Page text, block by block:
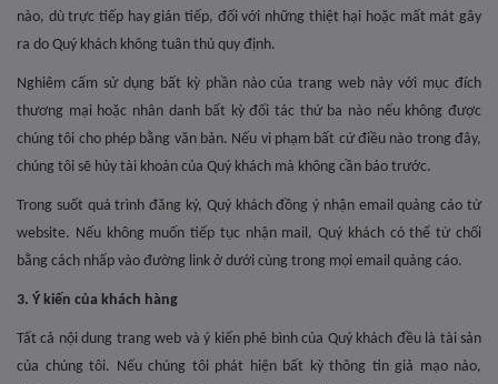
nào, dù trực tiếp hay gián tiếp, đối với những thiệt hại hoặc mất mát gây
ra do Quý khách không tuân thủ quy định.
Nghiêm cấm sử dụng bất kỳ phần nào của trang web này với mục đích
thương mại hoặc nhân danh bất kỳ đối tác thứ ba nào nếu không được
chúng tôi cho phép bằng văn bản. Nếu vi phạm bất cứ điều nào trong đây,
chúng tôi sẽ hủy tài khoản của Quý khách mà không cần báo trước.
Trong suốt quá trình đăng ký, Quý khách đồng ý nhận email quảng cáo từ
website. Nếu không muốn tiếp tục nhận mail, Quý khách có thể từ chối
bằng cách nhấp vào đường link ở dưới cùng trong mọi email quảng cáo.
3. Ý kiến của khách hàng
Tất cả nội dung trang web và ý kiến phê bình của Quý khách đều là tài sản
của chúng tôi. Nếu chúng tôi phát hiện bất kỳ thông tin giả mạo nào,